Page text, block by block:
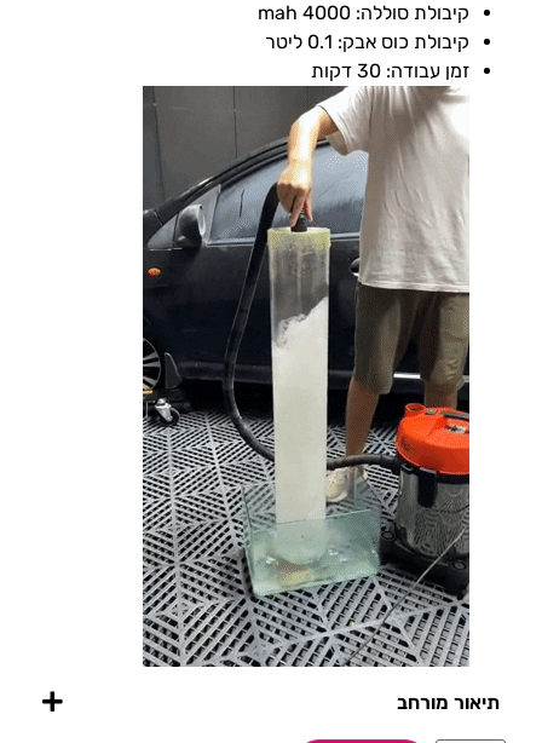
קיבולת סוללה: 4000 mah
קיבולת כוס אבק: 0.1 ליטר
זמן עבודה: 30 דקות
תיאור מורחב